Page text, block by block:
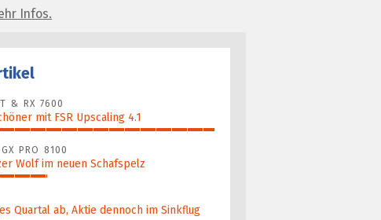
Infos.
& RX 7600
mit FSR Upscaling 4.1
PRO 8100
Wolf im neuen Schafspelz
Quartal ab, Aktie dennoch im Sinkflug